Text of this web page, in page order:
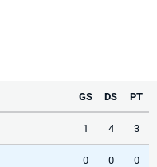
GS DS PT
1 4 3
0 0 0